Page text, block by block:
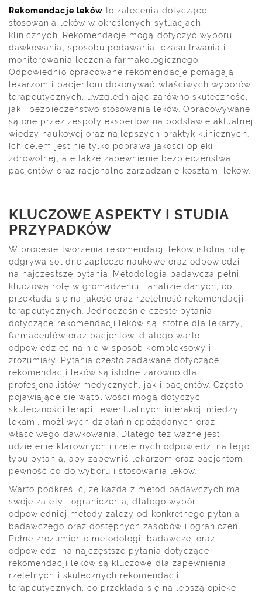
Rekomendacje leków to zalecenia dotyczące
stosowania leków w określonych sytuacjach
klinicznych. Rekomendacje mogą dotyczyć wyboru,
dawkowania, sposobu podawania, czasu trwania i
monitorowania leczenia farmakologicznego.
Odpowiednio opracowane rekomendacje pomagają
lekarzom i pacjentom dokonywać właściwych wyborów
terapeutycznych, uwzględniając zarówno skuteczność,
jak i bezpieczeństwo stosowania leków. Opracowywane
są one przez zespoły ekspertów na podstawie aktualnej
wiedzy naukowej oraz najlepszych praktyk klinicznych.
Ich celem jest nie tylko poprawa jakości opieki
zdrowotnej, ale także zapewnienie bezpieczeństwa
pacjentów oraz racjonalne zarządzanie kosztami leków.
KLUCZOWE ASPEKTY I STUDIA
PRZYPADKÓW
W procesie tworzenia rekomendacji leków istotną rolę
odgrywa solidne zaplecze naukowe oraz odpowiedzi
na najczęstsze pytania. Metodologia badawcza pełni
kluczową rolę w gromadzeniu i analizie danych, co
przekłada się na jakość oraz rzetelność rekomendacji
terapeutycznych. Jednocześnie częste pytania
dotyczące rekomendacji leków są istotne dla lekarzy,
farmaceutów oraz pacjentów, dlatego warto
odpowiedzieć na nie w sposób kompleksowy i
zrozumiały. Pytania często zadawane dotyczące
rekomendacji leków są istotne zarówno dla
profesjonalistów medycznych, jak i pacjentów. Często
pojawiające się wątpliwości mogą dotyczyć
skuteczności terapii, ewentualnych interakcji między
lekami, możliwych działań niepożądanych oraz
właściwego dawkowania. Dlatego też ważne jest
udzielenie klarownych i rzetelnych odpowiedzi na tego
typu pytania, aby zapewnić lekarzom oraz pacjentom
pewność co do wyboru i stosowania leków.
Warto podkreślić, że każda z metod badawczych ma
swoje zalety i ograniczenia, dlatego wybór
odpowiedniej metody zależy od konkretnego pytania
badawczego oraz dostępnych zasobów i ograniczeń.
Pełne zrozumienie metodologii badawczej oraz
odpowiedzi na najczęstsze pytania dotyczące
rekomendacji leków są kluczowe dla zapewnienia
rzetelnych i skutecznych rekomendacji
terapeutycznych, co przekłada się na lepszą opiekę